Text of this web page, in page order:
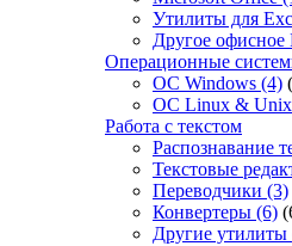
Утилиты для
Другое
Операционные
ОС Windows (4)
ОС Linux & Unix
Работа с текстом
Распознавание
Текстовые
Переводчики (3)
Конвертеры (6)
Другие утилиты